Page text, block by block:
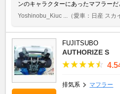
ンのキャラクターにあったマフラーだ
Yoshinobu_Kiuc ...
（愛車：日産 スカ
FUJITSUBO
AUTHORIZE S
排気系 マフラー